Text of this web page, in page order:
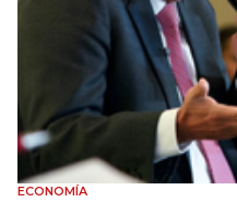
ECONOMÍA